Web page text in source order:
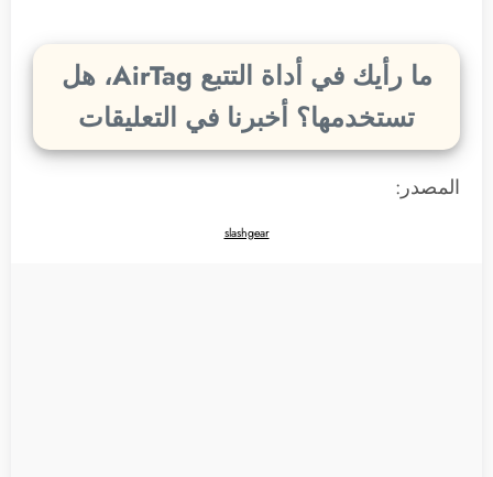
ما رأيك في أداة التتبع AirTag، هل
تستخدمها؟ أخبرنا في التعليقات
المصدر:
slashgear